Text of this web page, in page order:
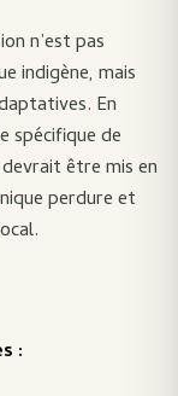
n’est pas
indigène, mais
En
spécifique de
être mis en
perdure et
: